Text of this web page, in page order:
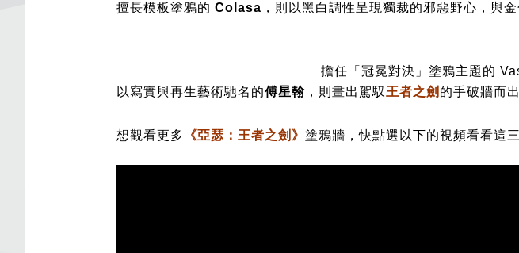
擅長模板塗鴉的 Colasa ，則以黑白調性呈現獨裁的邪惡野心，與
擔任「冠冕對決」塗鴉主題的
以寫實與再生藝術馳名的傅星翰 ，則畫出駕馭 王者之劍 的手破牆而
想觀看更多 《亞瑟：王者之劍》 塗鴉牆，快點選以下的視頻看看這